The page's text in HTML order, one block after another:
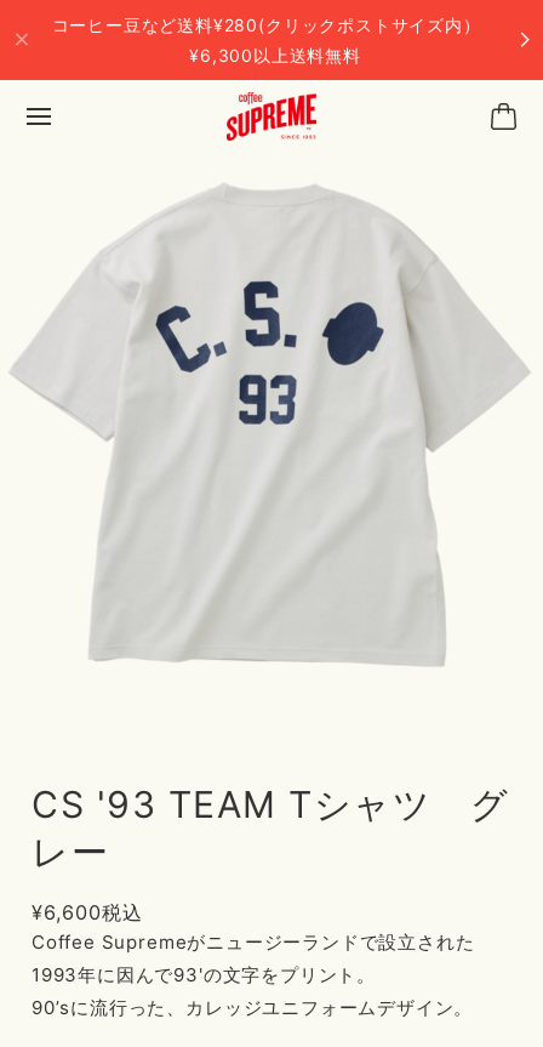
コーヒー豆など送料¥280(クリックポストサイズ内）
¥6,300以上送料無料
CS '93 TEAM Tシャツ グ
レー
¥6,600税込
Coffee Supremeがニュージーランドで設立された
1993年に因んで93'の文字をプリント。
90’sに流行った、カレッジユニフォームデザイン。